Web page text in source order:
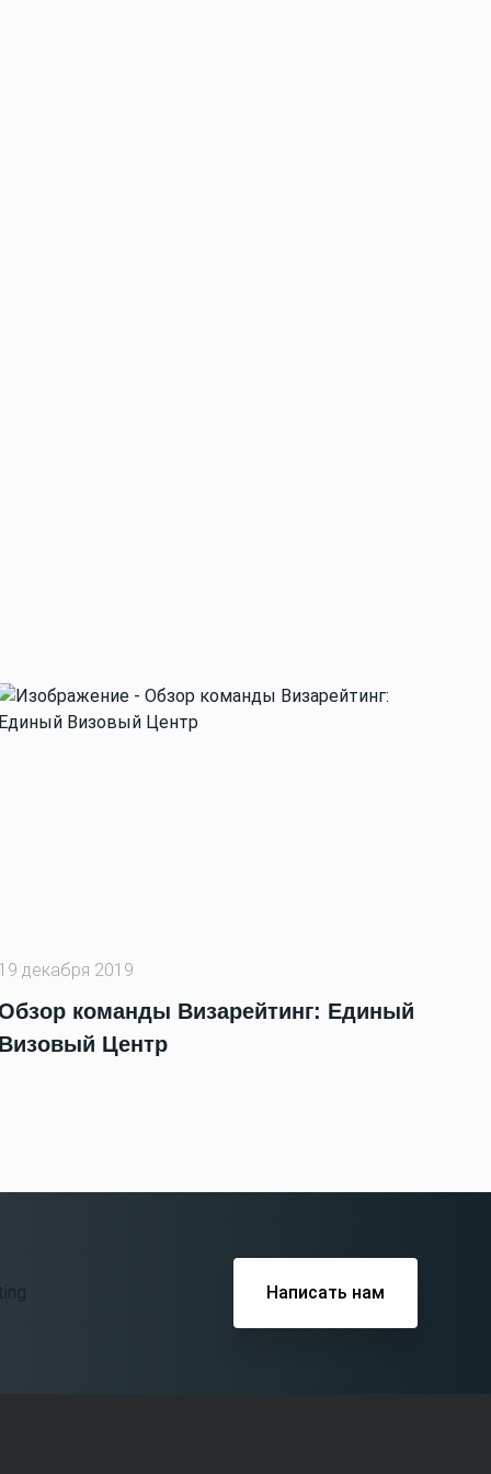
19 декабря 2019
команды Визарейтинг: Единый
Визовый Центр
Написать нам